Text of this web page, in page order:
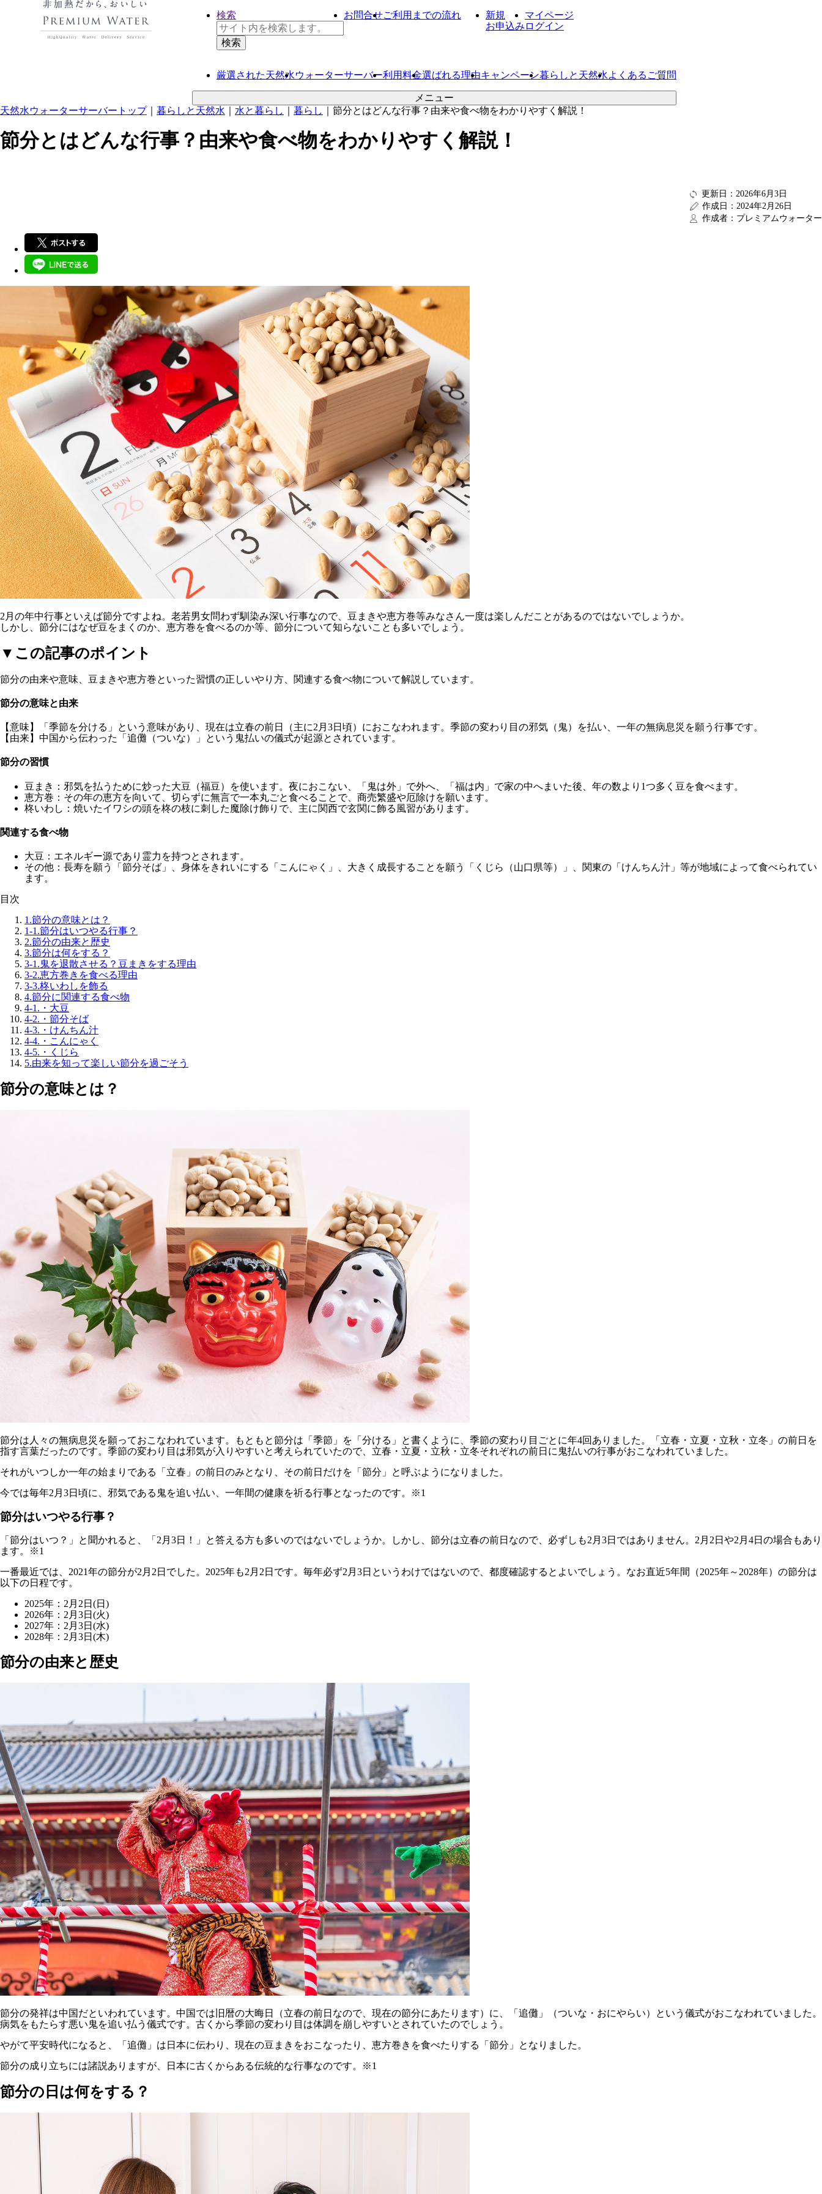
メニュー
厳選された天然水ウォーターサーバー利用料金選ばれる理由キャンペーン暮らしと天然水よくあるご質問
検索 お問合せご利用までの流れ
新規
お申込み
マイページ
ログイン
天然水ウォーターサーバートップ｜ 暮らしと天然水 水と暮らし 暮らし 節分とはどんな行事？由来や食べ物をわかりやすく解説！
節分とはどんな行事？由来や食べ物をわかりやすく解説！
更新日：2026年6月3日
作成日：2024年2月26日
作成者：プレミアムウォーター
2月の年中行事といえば節分ですよね。老若男女問わず馴染み深い行事なので、豆まきや恵方巻等みなさん一度は楽しんだことがあるのではないでしょうか。
しかし、節分にはなぜ豆をまくのか、恵方巻を食べるのか等、節分について知らないことも多いでしょう。
▼この記事のポイント
節分の由来や意味、豆まきや恵方巻といった習慣の正しいやり方、関連する食べ物について解説しています。
節分の意味と由来
【意味】
「季節を分ける」という意味があり、現在は立春の前日（主に2月3日頃）におこなわれます。季節の変わり目の邪気（鬼）を払い、一年の無病息災を願う行事です。
【由来】 中国から伝わった「追儺（ついな）」という鬼払いの儀式が起源とされています。
節分の習慣
豆まき：邪気を払うために炒った大豆（福豆）を使います。夜におこない、「鬼は外」で外へ、「福は内」で家の中へまいた後、年の数より1つ多く豆を食べます。
恵方巻：その年の恵方を向いて、切らずに無言で一本丸ごと食べることで、商売繁盛や厄除けを願います。
柊いわし：焼いたイワシの頭を柊の枝に刺した魔除け飾りで、主に関西で玄関に飾る風習があります。
関連する食べ物
大豆：エネルギー源であり霊力を持つとされます。
その他：長寿を願う「節分そば」、身体をきれいにする「こんにゃく」、大きく成長することを願う「くじら（山口県等）」、関東の「けんちん汁」等が地域によって食べられてい
ます。
目次
1.節分の意味とは？
1-1.節分はいつやる行事？
2.節分の由来と歴史
3.節分は何をする？
3-1.鬼を退散させる？豆まきをする理由
3-2.恵方巻きを食べる理由
3-3.柊いわしを飾る
4.節分に関連する食べ物
4-1. ・大豆
4-2. ・節分そば
4-3. ・けんちん汁
4-4. ・こんにゃく
4-5. ・くじら
5.由来を知って楽しい節分を過ごそう
節分の意味とは？
節分は人々の無病息災を願っておこなわれています。もともと節分は「季節」を「分ける」と書くように、季節の変わり目ごとに年4回ありました。「立春・立夏・立秋・立冬」の前日を
指す言葉だったのです。季節の変わり目は邪気が入りやすいと考えられていたので、立春・立夏・立秋・立冬それぞれの前日に鬼払いの行事がおこなわれていました。
それがいつしか一年の始まりである「立春」の前日のみとなり、その前日だけを「節分」と呼ぶようになりました。
今では毎年2月3日頃に、邪気である鬼を追い払い、一年間の健康を祈る行事となったのです。※1
節分はいつやる行事？
「節分はいつ？」と聞かれると、「2月3日！」と答える方も多いのではないでしょうか。しかし、節分は立春の前日なので、必ずしも2月3日ではありません。2月2日や2月4日の場合もあり
ます。※1
一番最近では、2021年の節分が2月2日でした。2025年も2月2日です。毎年必ず2月3日というわけではないので、都度確認するとよいでしょう。なお直近5年間（2025年～2028年）の節分は
以下の日程です。
2025年：2月2日(日)
2026年：2月3日(火)
2027年：2月3日(水)
2028年：2月3日(木)
節分の由来と歴史
節分の発祥は中国だといわれています。中国では旧暦の大晦日（立春の前日なので、現在の節分にあたります）に、「追儺」（ついな・おにやらい）という儀式がおこなわれていました。
病気をもたらす悪い鬼を追い払う儀式です。古くから季節の変わり目は体調を崩しやすいとされていたのでしょう。
やがて平安時代になると、「追儺」は日本に伝わり、現在の豆まきをおこなったり、恵方巻きを食べたりする「節分」となりました。
節分の成り立ちには諸説ありますが、日本に古くからある伝統的な行事なのです。※1
節分の日は何をする？